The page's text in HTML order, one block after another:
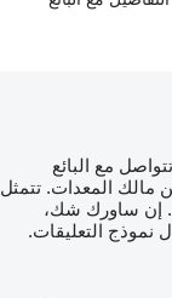
مع البائع
مالك المعدات. تتمثل
إن ساورك شك،
نموذج التعليقات.